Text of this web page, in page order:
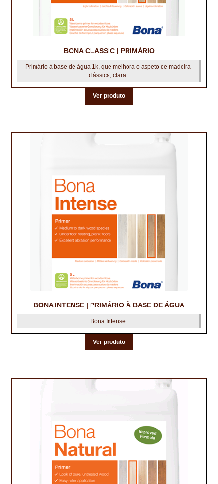
PRODUTOS PARA A INDÚSTRIA NAVAL E MARÍTIMA
PROTEÇÃO DE FERRO
RECENTES
SELANTES DE JUNTAS (HIDROEXPANSÍVEIS)
TERMOS E CONDIÇÕES
TRATAMENTO DE MADEIRAS
TRATAMENTO DECKS
BONA CLASSIC | PRIMÁRIO
Primário à base de água 1k, que melhora o aspeto de madeira
clássica, clara.
Ver produto
BONA INTENSE | PRIMÁRIO À BASE DE ÁGUA
Bona Intense
Ver produto